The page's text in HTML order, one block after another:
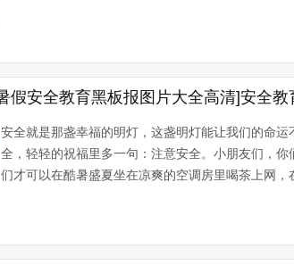
假安全教育黑板报图片大全高清]安全
安全就是那盏幸福的明灯，这盏明灯能让我们的命
全，轻轻的祝福里多一句：注意安全。小朋友们，
们才可以在酷暑盛夏坐在凉爽的空调房里喝茶上网，